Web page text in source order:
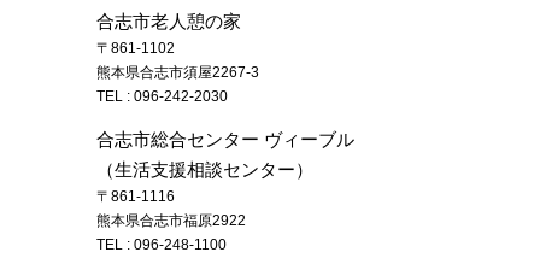
合志市老人憩の家
〒861-1102
熊本県合志市須屋2267-3
TEL : 096-242-2030
合志市総合センター ヴィーブル
（生活支援相談センター）
〒861-1116
熊本県合志市福原2922
TEL : 096-248-1100